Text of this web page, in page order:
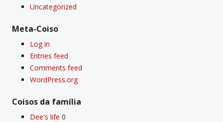
Uncategorized
Meta-Coiso
Log in
Entries feed
Comments feed
WordPress.org
Coisos da famí­lia
Dee's life 0